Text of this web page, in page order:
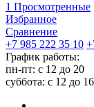
1 Просмотренные
Избранное
Сравнение
+7 985 222 35 10
График работы:
пн-пт: с 12 до 20
суббота: c 12 до 16